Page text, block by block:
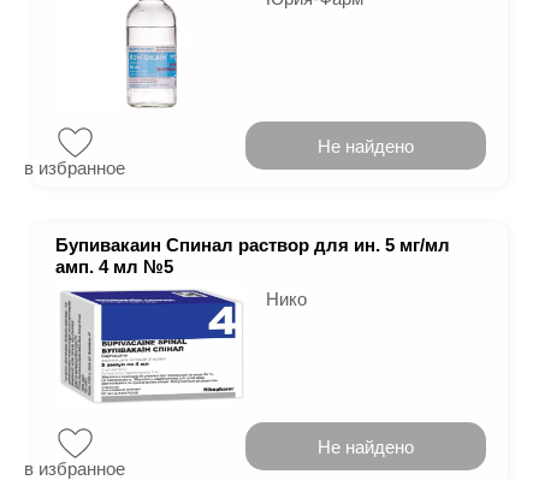
в избранное
Не найдено
Бупивакаин Спинал раствор для ин. 5 мг/мл
амп. 4 мл №5
Нико
в избранное
Не найдено